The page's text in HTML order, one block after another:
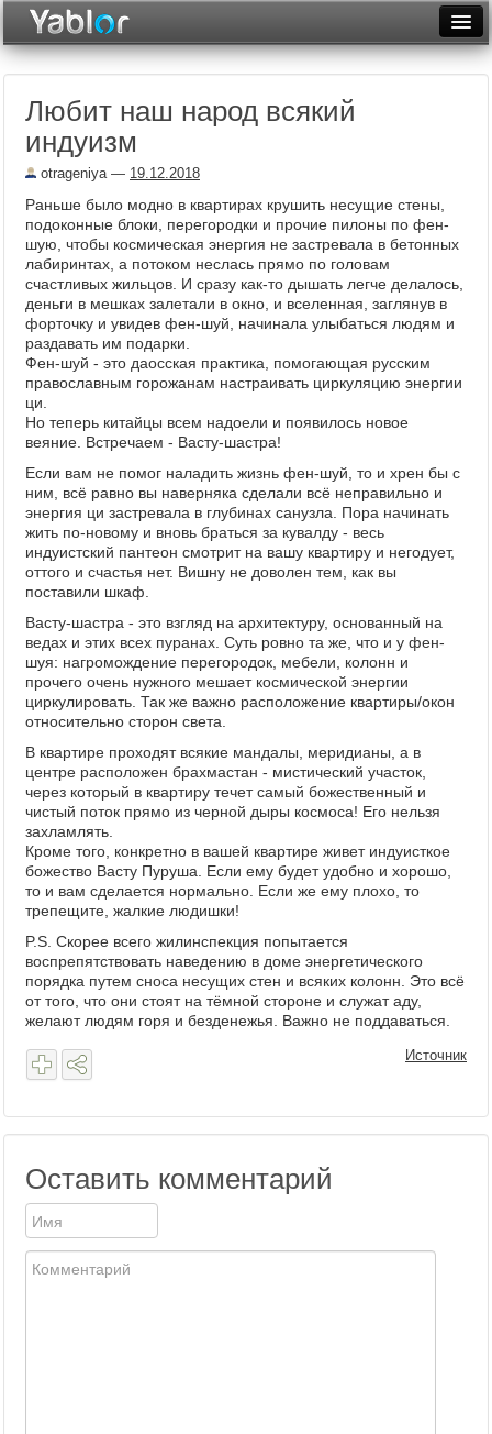
Неделя
Архив
Фототоп
Видеотоп
Любит наш народ всякий
индуизм
otrageniya— 19.12.2018
Раньше было модно в квартирах крушить несущие стены,
подоконные блоки, перегородки и прочие пилоны по фен-
шую, чтобы космическая энергия не застревала в бетонных
лабиринтах, а потоком неслась прямо по головам
счастливых жильцов. И сразу как-то дышать легче делалось,
деньги в мешках залетали в окно, и вселенная, заглянув в
форточку и увидев фен-шуй, начинала улыбаться людям и
раздавать им подарки.
Фен-шуй - это даосская практика, помогающая русским
православным горожанам настраивать циркуляцию энергии
ци.
Но теперь китайцы всем надоели и появилось новое
веяние. Встречаем - Васту-шастра!
Если вам не помог наладить жизнь фен-шуй, то и хрен бы с
ним, всё равно вы наверняка сделали всё неправильно и
энергия ци застревала в глубинах санузла. Пора начинать
жить по-новому и вновь браться за кувалду - весь
индуистский пантеон смотрит на вашу квартиру и негодует,
оттого и счастья нет. Вишну не доволен тем, как вы
поставили шкаф.
Васту-шастра - это взгляд на архитектуру, основанный на
ведах и этих всех пуранах. Суть ровно та же, что и у фен-
шуя: нагромождение перегородок, мебели, колонн и
прочего очень нужного мешает космической энергии
циркулировать. Так же важно расположение квартиры/окон
относительно сторон света.
В квартире проходят всякие мандалы, меридианы, а в
центре расположен брахмастан - мистический участок,
через который в квартиру течет самый божественный и
чистый поток прямо из черной дыры космоса! Его нельзя
захламлять.
Кроме того, конкретно в вашей квартире живет индуисткое
божество Васту Пуруша. Если ему будет удобно и хорошо,
то и вам сделается нормально. Если же ему плохо, то
трепещите, жалкие людишки!
P.S. Скорее всего жилинспекция попытается
воспрепятствовать наведению в доме энергетического
порядка путем сноса несущих стен и всяких колонн. Это всё
от того, что они стоят на тёмной стороне и служат аду,
желают людям горя и безденежья. Важно не поддаваться.
Источник
Оставить комментарий